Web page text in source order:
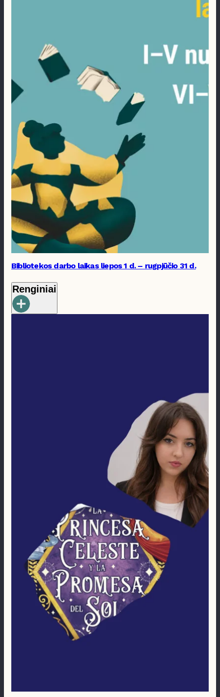
Bibliotekos darbo laikas liepos 1 d. – rugpjūčio 31 d.
Renginiai